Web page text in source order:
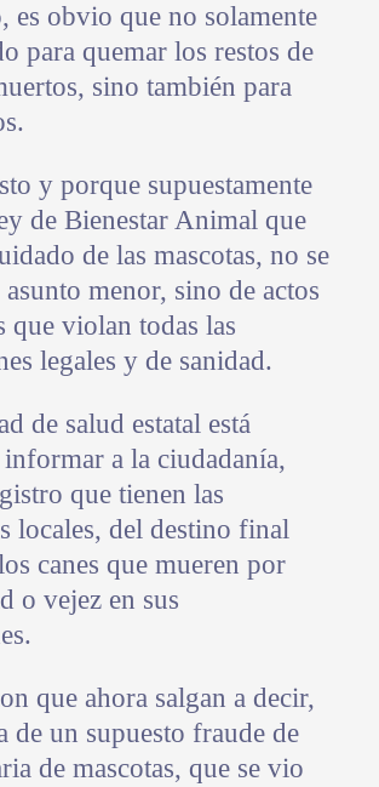
es obvio que no solamente
para quemar los restos de
sino también para
y porque supuestamente
de Bienestar Animal que
de las mascotas, no se
menor, sino de actos
que violan todas las
legales y de sanidad.
de salud estatal está
a la ciudadanía,
que tienen las
locales, del destino final
canes que mueren por
o vejez en sus
que ahora salgan a decir,
de un supuesto fraude de
de mascotas, que se vio